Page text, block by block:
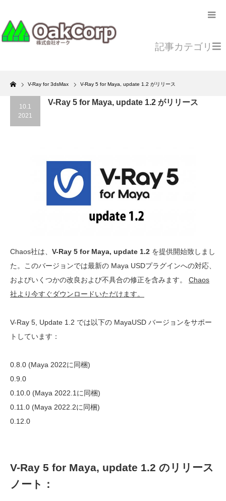
Home
V-Ray for 3dsMax V-Ray 5 for Maya, update 1.2 がリリース
記事カテゴリ
10.1
2021
V-Ray 5 for Maya, update 1.2 がリリース
Chaos社は、 V-Ray 5 for Maya, update 1.2 を提供開始致しまし
た。このバージョンでは最新の Maya USDプラグインへの対応、
およびいくつかの改良および不具合の修正を含みます。 Chaos
社より今すぐダウンロードいただけます。
V-Ray 5, Update 1.2 では以下の MayaUSD バージョンをサポー
トしています：
0.8.0 (Maya 2022に同梱)
0.9.0
0.10.0 (Maya 2022.1に同梱)
0.11.0 (Maya 2022.2に同梱)
0.12.0
V-Ray 5 for Maya, update 1.2 のリリース
ノート：